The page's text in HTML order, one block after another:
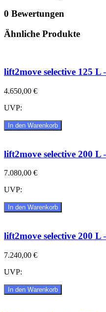
0 Bewertungen
Ähnliche Produkte
lift2move selective 125
4.650,00 €
UVP:
In den Warenkorb
lift2move selective 200
7.080,00 €
UVP:
In den Warenkorb
lift2move selective 200
7.240,00 €
UVP:
In den Warenkorb